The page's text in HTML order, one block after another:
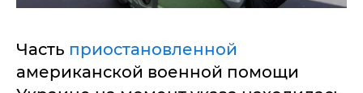
Часть приостановленной
американской военной помощи